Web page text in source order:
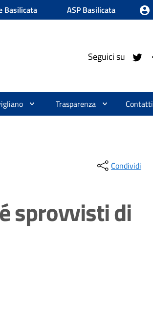
Basilicata ASP Basilicata
Seguici su
Trasparenza Contatti
Condividi
sprovvisti di